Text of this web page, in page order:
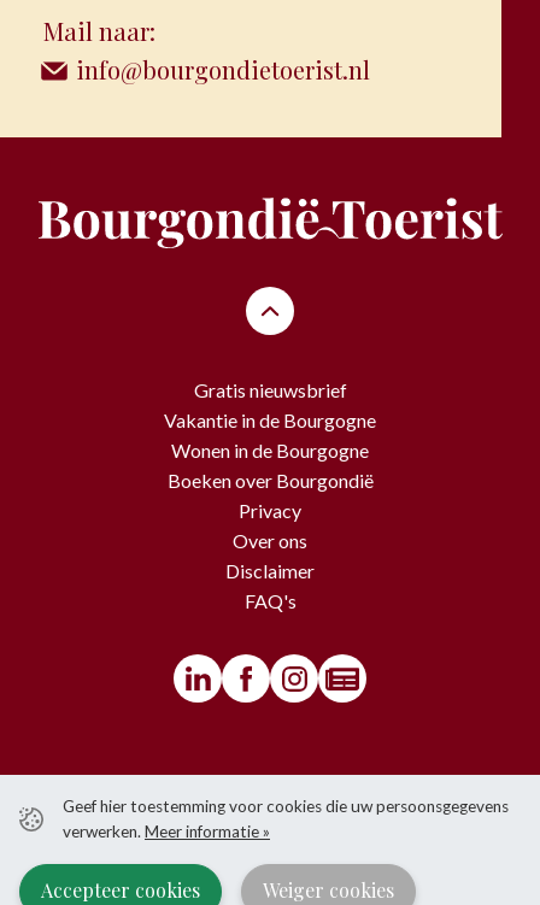
Geef hier toestemming voor cookies die uw persoonsgegevens
verwerken. Meer informatie »
Accepteer cookies Weiger cookies
Mail naar:
info@bourgondietoerist.nl
Gratis nieuwsbrief
Vakantie in de Bourgogne
Wonen in de Bourgogne
Boeken over Bourgondië
Privacy
Over ons
Disclaimer
FAQ's
gelden copyrights.
Het is niet toegestaan om iets over te nemen van de website zonder
voorafgaande schriftelijke toestemming van BourgondiëToerist.